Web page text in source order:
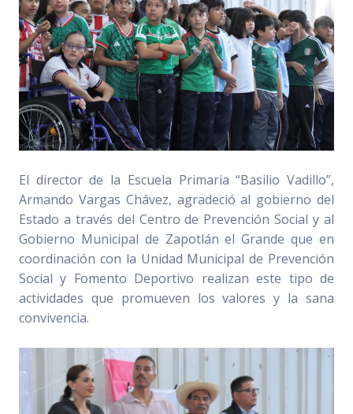
El director de la Escuela Primaria “Basilio Vadillo”,
Armando Vargas Chávez, agradeció al gobierno del
Estado a través del Centro de Prevención Social y al
Gobierno Municipal de Zapotlán el Grande que en
coordinación con la Unidad Municipal de Prevención
Social y Fomento Deportivo realizan este tipo de
actividades que promueven los valores y la sana
convivencia.